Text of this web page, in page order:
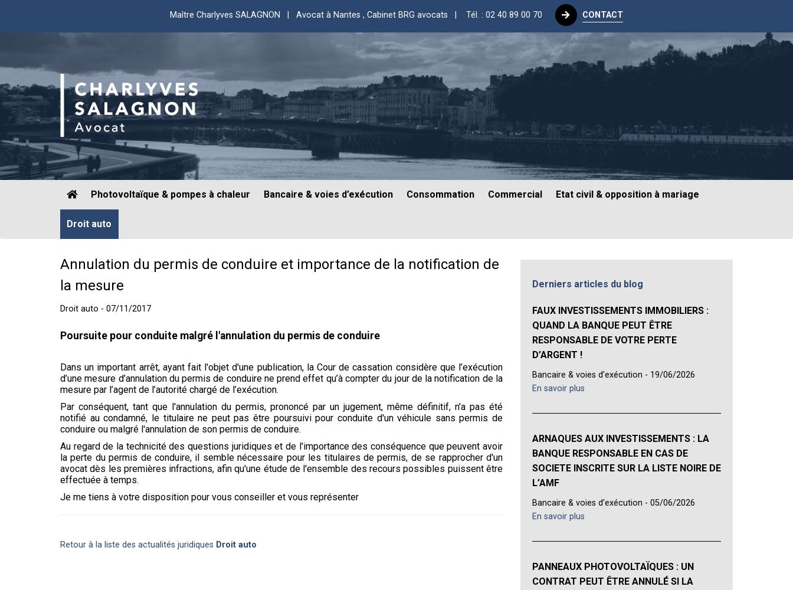
Maître Charlyves SALAGNON | Avocat à Nantes , Cabinet BRG avocats | Tél. : 02 40 89 00 70 CONTACT
Photovoltaïque & pompes à chaleur Bancaire & voies d’exécution Consommation Commercial Etat civil & opposition à mariage
Droit auto
Annulation du permis de conduire et importance de la notification de
la mesure
Droit auto - 07/11/2017
Poursuite pour conduite malgré l'annulation du permis de conduire
Dans un important arrêt, ayant fait l'objet d'une publication, la Cour de cassation considère que l’exécution
d’une mesure d’annulation du permis de conduire ne prend effet qu’à compter du jour de la notification de la
mesure par l’agent de l’autorité chargé de l’exécution.
Par conséquent, tant que l'annulation du permis, prononcé par un jugement, même définitif, n'a pas été
notifié au condamné, le titulaire ne peut pas être poursuivi pour conduite d'un véhicule sans permis de
conduire ou malgré l'annulation de son permis de conduire.
Au regard de la technicité des questions juridiques et de l'importance des conséquence que peuvent avoir
la perte du permis de conduire, il semble nécessaire pour les titulaires de permis, de se rapprocher d'un
avocat dès les premières infractions, afin qu'une étude de l'ensemble des recours possibles puissent être
effectuée à temps.
Je me tiens à votre disposition pour vous conseiller et vous représenter
Retour à la liste des actualités juridiques Droit auto
Derniers articles du blog
FAUX INVESTISSEMENTS IMMOBILIERS :
QUAND LA BANQUE PEUT ÊTRE
RESPONSABLE DE VOTRE PERTE
D’ARGENT !
Bancaire & voies d’exécution - 19/06/2026
En savoir plus
ARNAQUES AUX INVESTISSEMENTS : LA
BANQUE RESPONSABLE EN CAS DE
SOCIETE INSCRITE SUR LA LISTE NOIRE DE
L’AMF
Bancaire & voies d’exécution - 05/06/2026
En savoir plus
PANNEAUX PHOTOVOLTAÏQUES : UN
CONTRAT PEUT ÊTRE ANNULÉ SI LA